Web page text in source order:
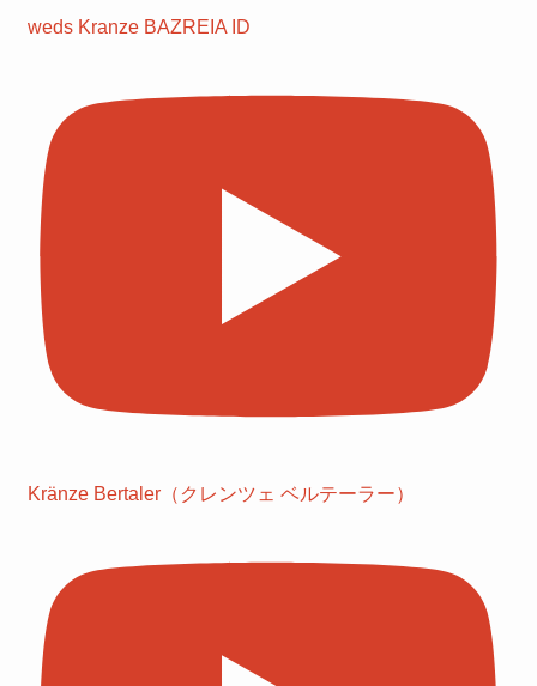
weds Kranze BAZREIA ID
Kränze Bertaler（クレンツェ ベルテーラー）